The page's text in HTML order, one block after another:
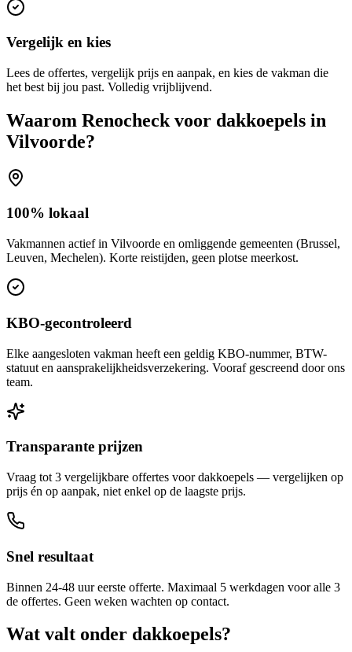
Vergelijk en kies
Lees de offertes, vergelijk prijs en aanpak, en kies de vakman die
het best bij jou past. Volledig vrijblijvend.
Waarom Renocheck voor dakkoepels in
Vilvoorde?
100% lokaal
Vakmannen actief in Vilvoorde en omliggende gemeenten (Brussel,
Leuven, Mechelen). Korte reistijden, geen plotse meerkost.
KBO-gecontroleerd
Elke aangesloten vakman heeft een geldig KBO-nummer, BTW-
statuut en aansprakelijkheidsverzekering. Vooraf gescreend door ons
team.
Transparante prijzen
Vraag tot 3 vergelijkbare offertes voor dakkoepels — vergelijken op
prijs én op aanpak, niet enkel op de laagste prijs.
Snel resultaat
Binnen 24-48 uur eerste offerte. Maximaal 5 werkdagen voor alle 3
de offertes. Geen weken wachten op contact.
Wat valt onder dakkoepels?